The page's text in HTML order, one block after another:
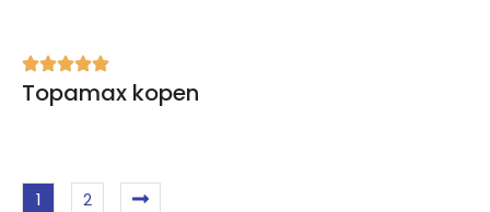
Topamax kopen
1 2